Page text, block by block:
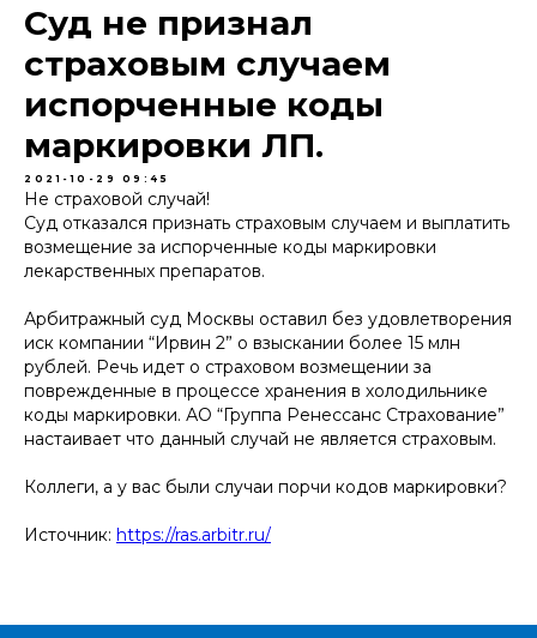
Суд не признал
страховым случаем
испорченные коды
маркировки ЛП.
2021-10-29 09:45
Не страховой случай!
Суд отказался признать страховым случаем и выплатить
возмещение за испорченные коды маркировки
лекарственных препаратов.
Арбитражный суд Москвы оставил без удовлетворения
иск компании “Ирвин 2” о взыскании более 15 млн
рублей. Речь идет о страховом возмещении за
поврежденные в процессе хранения в холодильнике
коды маркировки. АО “Группа Ренессанс Страхование”
настаивает что данный случай не является страховым.
Коллеги, а у вас были случаи порчи кодов маркировки?
Источник: https://ras.arbitr.ru/